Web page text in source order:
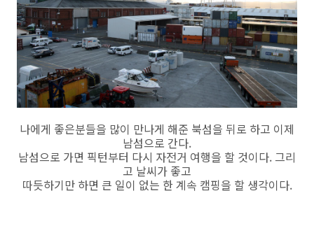
나에게 좋은분들을 많이 만나게 해준 북섬을 뒤로 하고 이제
남섬으로 간다.
남섬으로 가면 픽턴부터 다시 자전거 여행을 할 것이다. 그리
고 날씨가 좋고
따듯하기만 하면 큰 일이 없는 한 계속 캠핑을 할 생각이다.